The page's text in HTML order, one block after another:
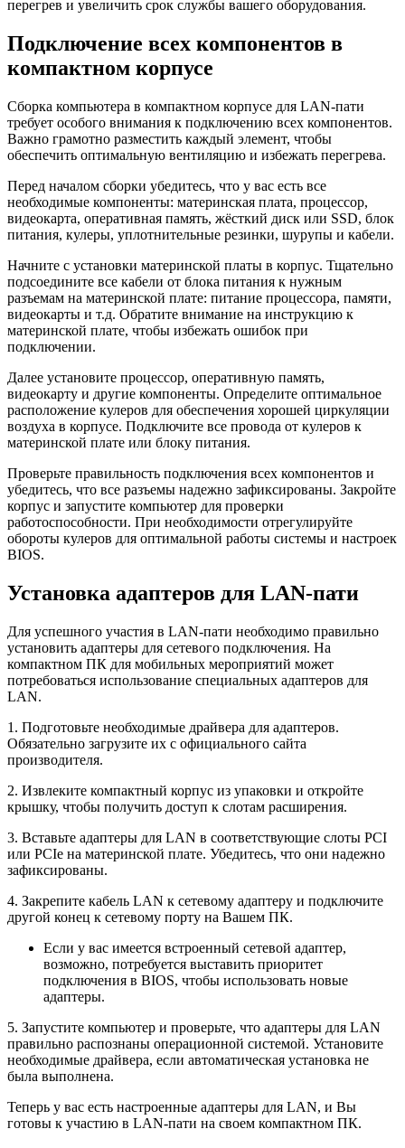
перегрев и увеличить срок службы вашего оборудования.
Подключение всех компонентов в
компактном корпусе
Сборка компьютера в компактном корпусе для LAN-пати
требует особого внимания к подключению всех компонентов.
Важно грамотно разместить каждый элемент, чтобы
обеспечить оптимальную вентиляцию и избежать перегрева.
Перед началом сборки убедитесь, что у вас есть все
необходимые компоненты: материнская плата, процессор,
видеокарта, оперативная память, жёсткий диск или SSD, блок
питания, кулеры, уплотнительные резинки, шурупы и кабели.
Начните с установки материнской платы в корпус. Тщательно
подсоедините все кабели от блока питания к нужным
разъемам на материнской плате: питание процессора, памяти,
видеокарты и т.д. Обратите внимание на инструкцию к
материнской плате, чтобы избежать ошибок при
подключении.
Далее установите процессор, оперативную память,
видеокарту и другие компоненты. Определите оптимальное
расположение кулеров для обеспечения хорошей циркуляции
воздуха в корпусе. Подключите все провода от кулеров к
материнской плате или блоку питания.
Проверьте правильность подключения всех компонентов и
убедитесь, что все разъемы надежно зафиксированы. Закройте
корпус и запустите компьютер для проверки
работоспособности. При необходимости отрегулируйте
обороты кулеров для оптимальной работы системы и настроек
BIOS.
Установка адаптеров для LAN-пати
Для успешного участия в LAN-пати необходимо правильно
установить адаптеры для сетевого подключения. На
компактном ПК для мобильных мероприятий может
потребоваться использование специальных адаптеров для
LAN.
1. Подготовьте необходимые драйвера для адаптеров.
Обязательно загрузите их с официального сайта
производителя.
2. Извлеките компактный корпус из упаковки и откройте
крышку, чтобы получить доступ к слотам расширения.
3. Вставьте адаптеры для LAN в соответствующие слоты PCI
или PCIe на материнской плате. Убедитесь, что они надежно
зафиксированы.
4. Закрепите кабель LAN к сетевому адаптеру и подключите
другой конец к сетевому порту на Вашем ПК.
Если у вас имеется встроенный сетевой адаптер,
возможно, потребуется выставить приоритет
подключения в BIOS, чтобы использовать новые
адаптеры.
5. Запустите компьютер и проверьте, что адаптеры для LAN
правильно распознаны операционной системой. Установите
необходимые драйвера, если автоматическая установка не
была выполнена.
Теперь у вас есть настроенные адаптеры для LAN, и Вы
готовы к участию в LAN-пати на своем компактном ПК.